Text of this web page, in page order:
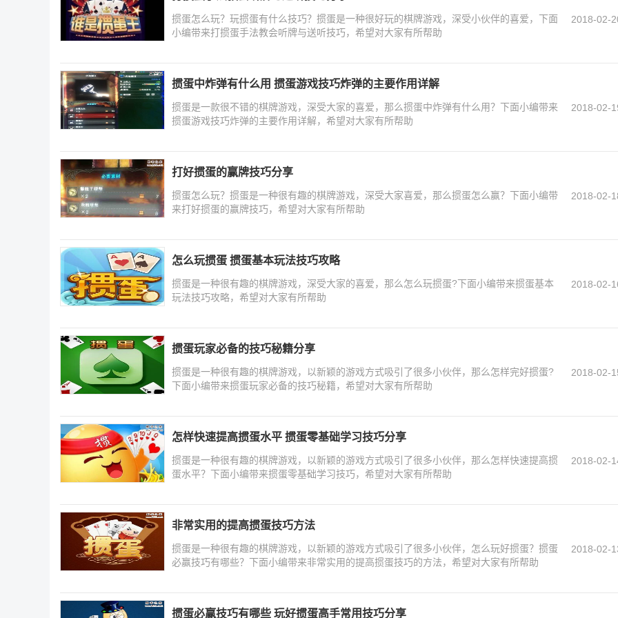
掼蛋怎么玩？玩掼蛋有什么技巧？掼蛋是一种很好玩的棋牌游戏，深受小伙伴的喜爱，下面
小编带来打掼蛋手法教会听牌与送听技巧，希望对大家有所帮助
2018-02-
掼蛋中炸弹有什么用 掼蛋游戏技巧炸弹的主要作用详解
掼蛋是一款很不错的棋牌游戏，深受大家的喜爱，那么掼蛋中炸弹有什么用？下面小编带来
掼蛋游戏技巧炸弹的主要作用详解，希望对大家有所帮助
2018-02-
打好掼蛋的赢牌技巧分享
掼蛋怎么玩？掼蛋是一种很有趣的棋牌游戏，深受大家喜爱，那么掼蛋怎么赢？下面小编带
来打好掼蛋的赢牌技巧，希望对大家有所帮助
2018-02-
怎么玩掼蛋 掼蛋基本玩法技巧攻略
掼蛋是一种很有趣的棋牌游戏，深受大家的喜爱，那么怎么玩掼蛋?下面小编带来掼蛋基本
玩法技巧攻略，希望对大家有所帮助
2018-02-
掼蛋玩家必备的技巧秘籍分享
掼蛋是一种很有趣的棋牌游戏，以新颖的游戏方式吸引了很多小伙伴，那么怎样完好掼蛋?
下面小编带来掼蛋玩家必备的技巧秘籍，希望对大家有所帮助
2018-02-
怎样快速提高掼蛋水平 掼蛋零基础学习技巧分享
掼蛋是一种很有趣的棋牌游戏，以新颖的游戏方式吸引了很多小伙伴，那么怎样快速提高掼
蛋水平？下面小编带来掼蛋零基础学习技巧，希望对大家有所帮助
2018-02-
非常实用的提高掼蛋技巧方法
掼蛋是一种很有趣的棋牌游戏，以新颖的游戏方式吸引了很多小伙伴，怎么玩好掼蛋？掼蛋
必赢技巧有哪些？下面小编带来非常实用的提高掼蛋技巧的方法，希望对大家有所帮助
2018-02-
掼蛋必赢技巧有哪些 玩好掼蛋高手常用技巧分享